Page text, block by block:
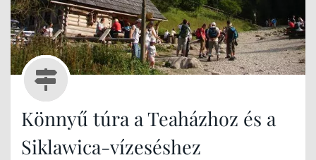
Könnyű túra a Teaházhoz és a
Siklawica-vízeséshez